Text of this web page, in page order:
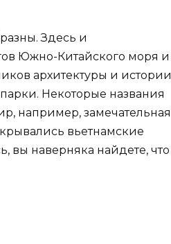
Здесь и
Южно-Китайского моря и
архитектуры и истории
Некоторые названия
например, замечательная
вьетнамские
вы наверняка найдете, что